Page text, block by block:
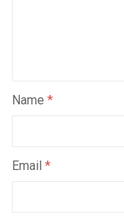
Name *
Email *